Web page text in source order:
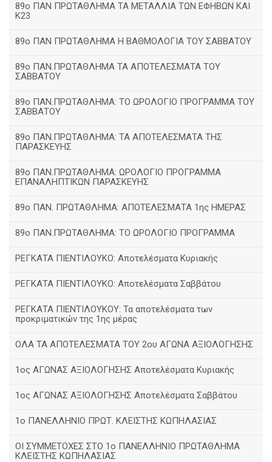
89ο ΠΑΝ ΠΡΩΤΑΘΛΗΜΑ ΤΑ ΜΕΤΑΛΛΙΑ ΤΩΝ ΕΦΗΒΩΝ ΚΑΙ
Κ23
89ο ΠΑΝ ΠΡΩΤΑΘΛΗΜΑ Η ΒΑΘΜΟΛΟΓΙΑ ΤΟΥ ΣΑΒΒΑΤΟΥ
89ο ΠΑΝ.ΠΡΩΤΑΘΛΗΜΑ ΤΑ ΑΠΟΤΕΛΕΣΜΑΤΑ ΤΟΥ
ΣΑΒΒΑΤΟΥ
89ο ΠΑΝ.ΠΡΩΤΑΘΛΗΜΑ: ΤΟ ΩΡΟΛΟΓΙΟ ΠΡΟΓΡΑΜΜΑ ΤΟΥ
ΣΑΒΒΑΤΟΥ
89ο ΠΑΝ.ΠΡΩΤΑΘΛΗΜΑ: ΤΑ ΑΠΟΤΕΛΕΣΜΑΤΑ ΤΗΣ
ΠΑΡΑΣΚΕΥΗΣ
89ο ΠΑΝ.ΠΡΩΤΑΘΛΗΜΑ: ΩΡΟΛΟΓΙΟ ΠΡΟΓΡΑΜΜΑ
ΕΠΑΝΑΛΗΠΤΙΚΩΝ ΠΑΡΑΣΚΕΥΗΣ
89ο ΠΑΝ. ΠΡΩΤΑΘΛΗΜΑ: ΑΠΟΤΕΛΕΣΜΑΤΑ 1ης ΗΜΕΡΑΣ
89ο ΠΑΝ.ΠΡΩΤΑΘΛΗΜΑ: ΤΟ ΩΡΟΛΟΓΙΟ ΠΡΟΓΡΑΜΜΑ
ΡΕΓΚΑΤΑ ΠΙΕΝΤΙΛΟΥΚΟ: Αποτελέσματα Κυριακής
ΡΕΓΚΑΤΑ ΠΙΕΝΤΙΛΟΥΚΟ: Αποτελέσματα Σαββάτου
ΡΕΓΚΑΤΑ ΠΙΕΝΤΙΛΟΥΚΟΥ: Τα αποτελέσματα των
προκριματικών της 1ης μέρας
ΟΛΑ ΤΑ ΑΠΟΤΕΛΕΣΜΑΤΑ ΤΟΥ 2ου ΑΓΩΝΑ ΑΞΙΟΛΟΓΗΣΗΣ
1ος ΑΓΩΝΑΣ ΑΞΙΟΛΟΓΗΣΗΣ Αποτελέσματα Κυριακής
1ος ΑΓΩΝΑΣ ΑΞΙΟΛΟΓΗΣΗΣ Αποτελέσματα Σαββάτου
1ο ΠΑΝΕΛΛΗΝΙΟ ΠΡΩΤ. ΚΛΕΙΣΤΗΣ ΚΩΠΗΛΑΣΙΑΣ
ΟΙ ΣΥΜΜΕΤΟΧΕΣ ΣΤΟ 1ο ΠΑΝΕΛΛΗΝΙΟ ΠΡΩΤΑΘΛΗΜΑ
ΚΛΕΙΣΤΗΣ ΚΩΠΗΛΑΣΙΑΣ